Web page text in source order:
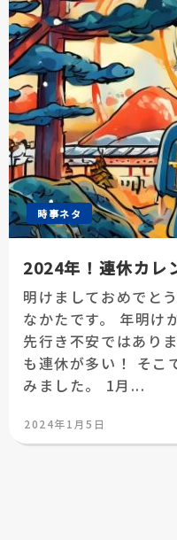
時事ネタ
2024年！連休カレ
明けましておめでと
なかたです。 年明け
先行き不安ではあり
も連休が多い！ そこ
みました。 1月...
投
日:
2024年1月5日